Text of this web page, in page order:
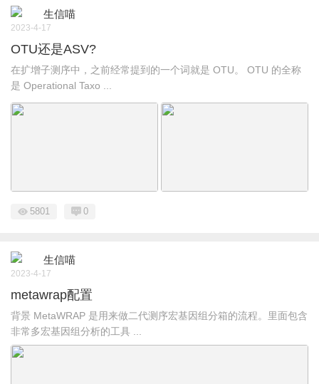
生信喵
2023-4-17
OTU还是ASV?
在扩增子测序中，之前经常提到的一个词就是 OTU。 OTU 的全称
是 Operational Taxo ...
5801 0
生信喵
2023-4-17
metawrap配置
背景 MetaWRAP 是用来做二代测序宏基因组分箱的流程。里面包含
非常多宏基因组分析的工具 ...